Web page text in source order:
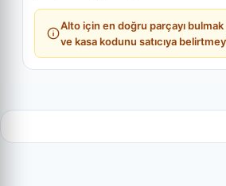
Alto için en doğru parçayı bulmak
ve kasa kodunu satıcıya